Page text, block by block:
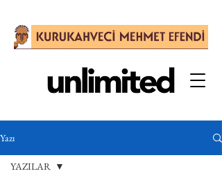
Yazı
YAZILAR